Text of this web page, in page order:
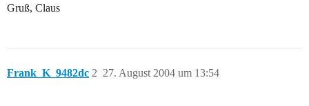
Gruß, Claus
Frank_K_9482dc 27. August 2004 um 13:54
2